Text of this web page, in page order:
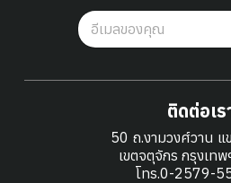
ติดต่อเร
50 ถ.งามวงศ์วาน แ
เขตจตุจักร กรุงเท
โทร.0-2579-